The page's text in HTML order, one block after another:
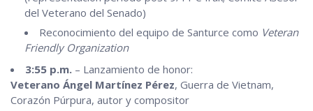
del Veterano del Senado)
Reconocimiento del equipo de Santurce como Veteran
Friendly Organization
3:55 p.m. – Lanzamiento de honor:
Veterano Ángel Martínez Pérez, Guerra de Vietnam,
Corazón Púrpura, autor y compositor